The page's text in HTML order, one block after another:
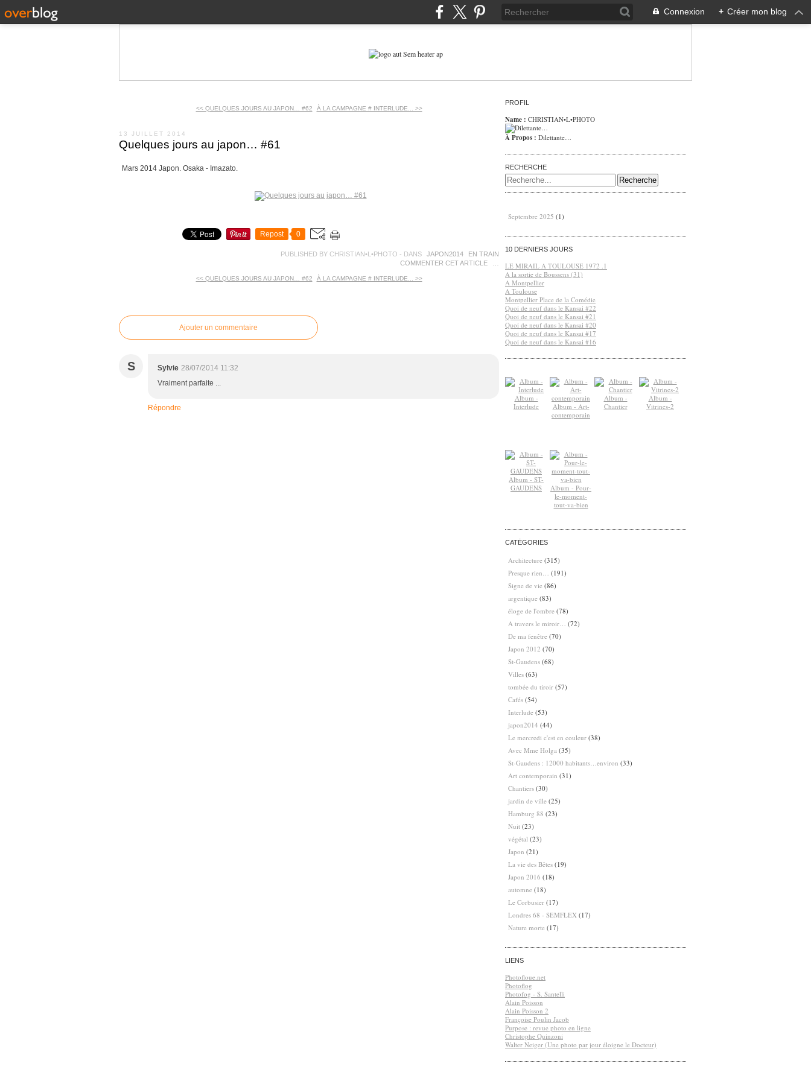
Connexion + Créer mon blog
<< QUELQUES JOURS AU JAPON… #62 À LA CAMPAGNE # INTERLUDE... >>
13 JUILLET 2014
Quelques jours au japon… #61
Mars 2014 Japon. Osaka - Imazato.
Repost 0
PUBLISHED BY CHRISTIAN•L•PHOTO - DANS JAPON2014
EN TRAIN
COMMENTER CET ARTICLE
<< QUELQUES JOURS AU JAPON… #62 À LA CAMPAGNE # INTERLUDE... >>
Ajouter un commentaire
S Sylvie 28/07/2014 11:32
Vraiment parfaite ...
Répondre
PROFIL
Name : CHRISTIAN•L•PHOTO
À Propos : Dilettante…
RECHERCHE
Septembre 2025 (1)
10 DERNIERS JOURS
LE MIRAIL A TOULOUSE 1972 .1
A la sortie de Boussens (31)
A Montpellier
A Toulouse
Montpellier Place de la Comédie
Quoi de neuf dans le Kansai #22
Quoi de neuf dans le Kansai #21
Quoi de neuf dans le Kansai #20
Quoi de neuf dans le Kansai #17
Quoi de neuf dans le Kansai #16
Album -
Interlude
Album - Art-
contemporain
Album -
Chantier
Album -
Vitrines-2
Album - ST-
GAUDENS
Album - Pour-
le-moment-
tout-va-bien
CATÉGORIES
Architecture (315)
Presque rien…
(191)
Signe de vie (86)
argentique (83)
éloge de l'ombre (78)
A travers le miroir…
(72)
De ma fenêtre (70)
Japon 2012 (70)
St-Gaudens (68)
Villes (63)
tombée du tiroir (57)
Cafés (54)
Interlude (53)
japon2014 (44)
Le mercredi c'est en couleur (38)
Avec Mme Holga (35)
St-Gaudens : 12000 habitants…environ (33)
Art contemporain (31)
Chantiers (30)
jardin de ville (25)
Hamburg 88 (23)
Nuit (23)
végétal (23)
Japon (21)
La vie des Bêtes (19)
Japon 2016 (18)
automne (18)
Le Corbusier (17)
Londres 68 - SEMFLEX (17)
Nature morte (17)
LIENS
Photofloue.net
Photoflog
Photofog - S. Santelli
Alain Poisson
Alain Poisson 2
Françoise Poulin Jacob
Purpose : revue photo en ligne
Christophe Quinzoni
Walter Neiger (Une photo par jour éloigne le Docteur)